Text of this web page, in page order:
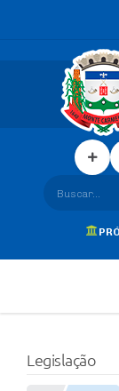
Buscar...
Legislação